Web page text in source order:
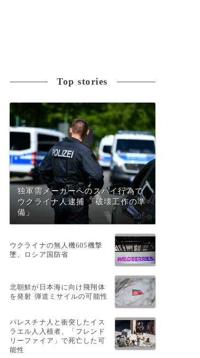
Top stories
独軍需メーカーへのスパイ行為で
ウクライナ人逮捕 「破壊工作の準
備」
ウクライナの無人機605機撃
墜、ロシア国防省
北朝鮮が日本海に向け飛翔体
を発射 弾道ミサイルの可能性
パレスチナ人と衝突したイス
ラエル人入植者、「フレンド
リーファイア」で死亡した可
能性